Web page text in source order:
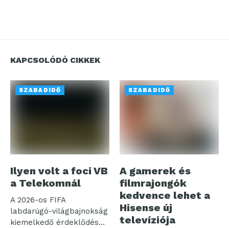
KAPCSOLÓDÓ CIKKEK
SZABADIDŐ
Ilyen volt a foci VB
a Telekomnál
A 2026-os FIFA
labdarúgó-világbajnokság
kiemelkedő érdeklődés
SZABADIDŐ
A gamerek és
filmrajongók
kedvence lehet a
Hisense új
televíziója